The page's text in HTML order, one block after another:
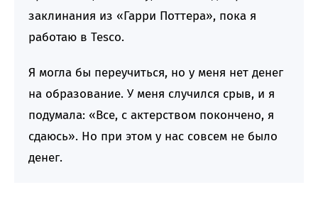
заклинания из «Гарри Поттера», пока я
работаю в Tesco.
Я могла бы переучиться, но у меня нет денег
на образование. У меня случился срыв, и я
подумала: «Все, с актерством покончено, я
сдаюсь». Но при этом у нас совсем не было
денег.